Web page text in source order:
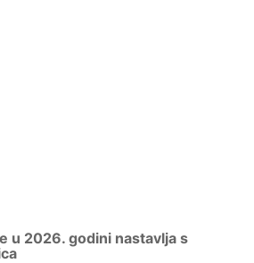
u 2026. godini nastavlja s